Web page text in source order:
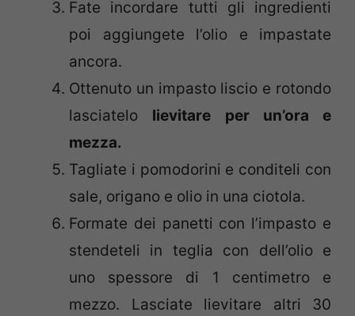
Fate incordare tutti gli ingredienti
poi aggiungete l’olio e impastate
ancora.
Ottenuto un impasto liscio e rotondo
lasciatelo lievitare per un’ora e
mezza.
Tagliate i pomodorini e conditeli con
sale, origano e olio in una ciotola.
Formate dei panetti con l’impasto e
stendeteli in teglia con dell’olio e
uno spessore di 1 centimetro e
mezzo. Lasciate lievitare altri 30